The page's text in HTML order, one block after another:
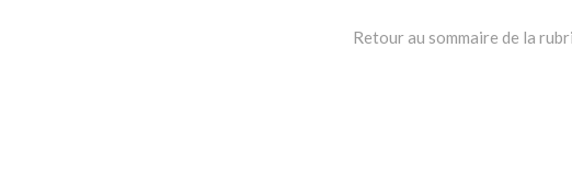
Retour au sommaire de la